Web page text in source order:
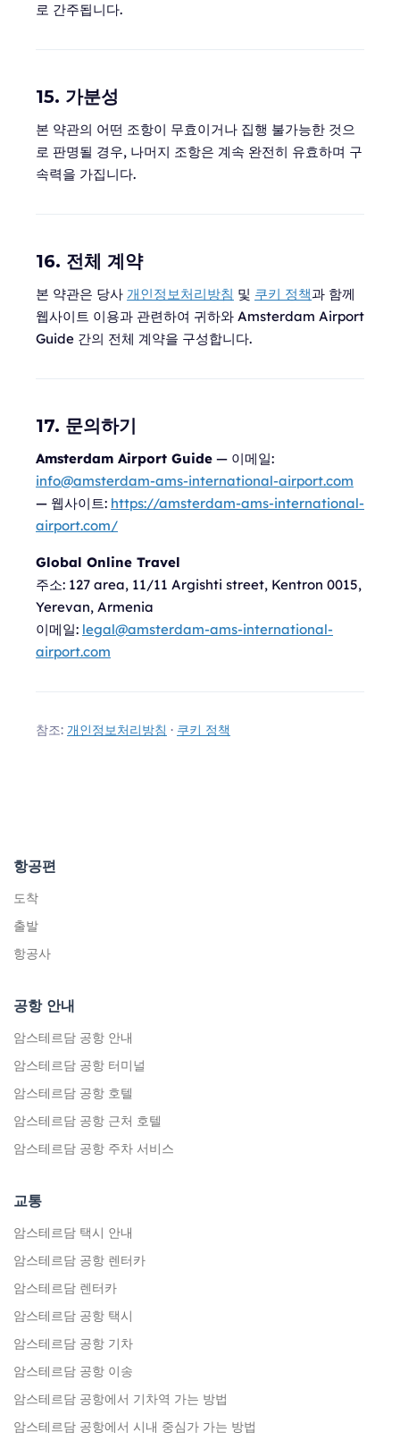
로 간주됩니다.
15. 가분성
본 약관의 어떤 조항이 무효이거나 집행 불가능한 것으
로 판명될 경우, 나머지 조항은 계속 완전히 유효하며 구
속력을 가집니다.
16. 전체 계약
본 약관은 당사 개인정보처리방침 및 쿠키 정책과 함께
웹사이트 이용과 관련하여 귀하와 Amsterdam Airport
Guide 간의 전체 계약을 구성합니다.
17. 문의하기
Amsterdam Airport Guide — 이메일:
info@amsterdam-ams-international-airport.com
— 웹사이트: https://amsterdam-ams-international-
airport.com/
Global Online Travel
주소: 127 area, 11/11 Argishti street, Kentron 0015,
Yerevan, Armenia
이메일: legal@amsterdam-ams-international-
airport.com
참조: 개인정보처리방침 · 쿠키 정책
항공편
도착
출발
항공사
공항 안내
암스테르담 공항 안내
암스테르담 공항 터미널
암스테르담 공항 호텔
암스테르담 공항 근처 호텔
암스테르담 공항 주차 서비스
교통
암스테르담 택시 안내
암스테르담 공항 렌터카
암스테르담 렌터카
암스테르담 공항 택시
암스테르담 공항 기차
암스테르담 공항 이송
암스테르담 공항에서 기차역 가는 방법
암스테르담 공항에서 시내 중심가 가는 방법